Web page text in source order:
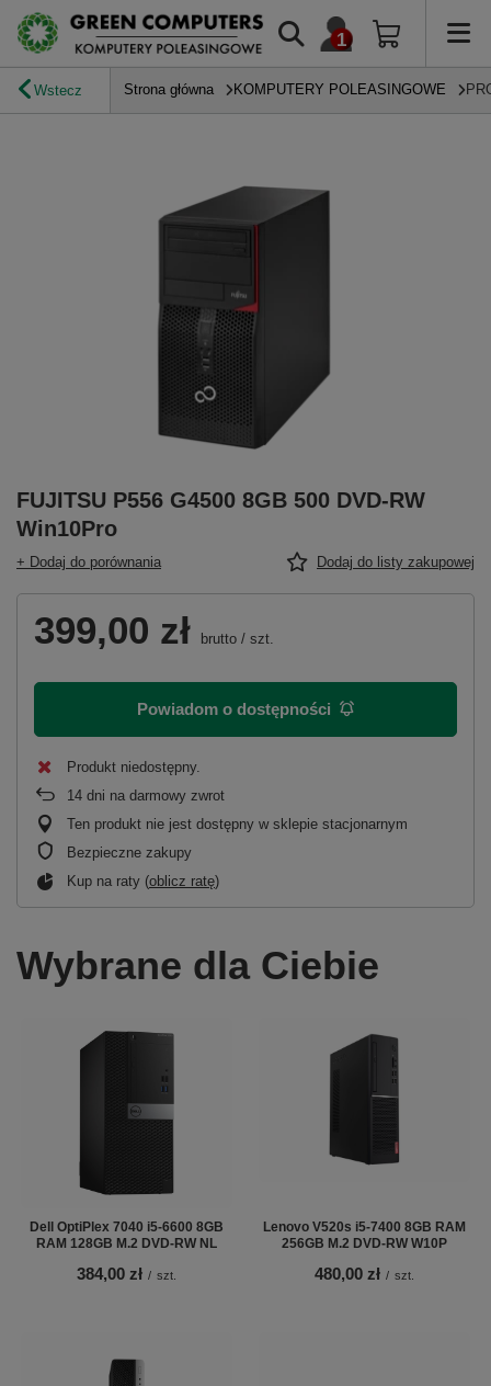
Wstecz Strona główna KOMPUTERY POLEASINGOWE
FUJITSU P556 G4500 8GB 500 DVD-RW
Win10Pro
+ Dodaj do porównania Dodaj do listy zakupowej
399,00 zł brutto / szt.
Powiadom o dostępności
Produkt niedostępny
14 dni na darmowy zwrot
Ten produkt nie jest dostępny w sklepie stacjonarnym
Bezpieczne zakupy
Kup na raty (oblicz ratę)
Wybrane dla Ciebie
Dell OptiPlex 7040 i5-6600 8GB
RAM 128GB M.2 DVD-RW NL
384,00 zł / szt.
Lenovo V520s i5-7400 8GB RAM
256GB M.2 DVD-RW W10P
480,00 zł / szt.